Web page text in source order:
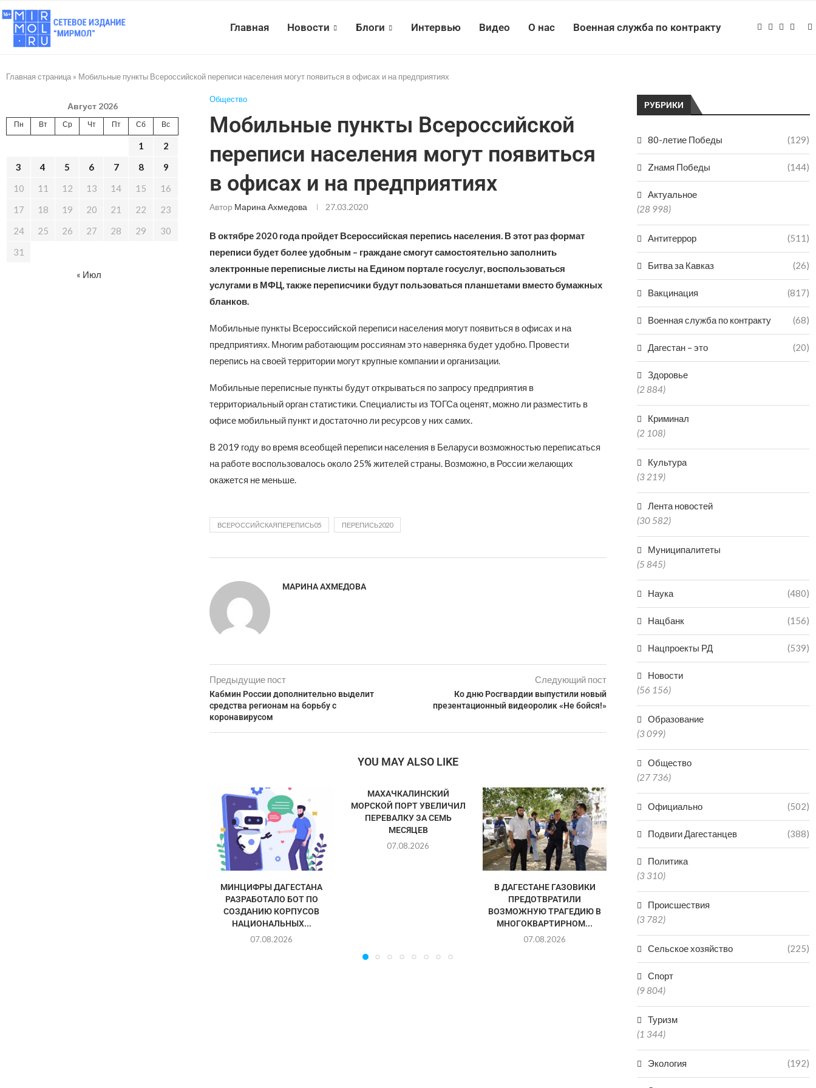
Главная Новости Блоги Интервью Видео О нас Военная служба по контракту
Главная страница » Мобильные пункты Всероссийской переписи населения могут появиться в офисах и на предприятиях
Общество
Мобильные пункты Всероссийской
переписи населения могут появиться
в офисах и на предприятиях
Автор Марина Ахмедова 27.03.2020
В октябре 2020 года пройдет Всероссийская перепись населения. В этот раз формат
переписи будет более удобным – граждане смогут самостоятельно заполнить
электронные переписные листы на Едином портале госуслуг, воспользоваться
услугами в МФЦ, также переписчики будут пользоваться планшетами вместо бумажных
бланков.
Мобильные пункты Всероссийской переписи населения могут появиться в офисах и на
предприятиях. Многим работающим россиянам это наверняка будет удобно. Провести
перепись на своей территории могут крупные компании и организации.
Мобильные переписные пункты будут открываться по запросу предприятия в
территориальный орган статистики. Специалисты из ТОГСа оценят, можно ли разместить в
офисе мобильный пункт и достаточно ли ресурсов у них самих.
В 2019 году во время всеобщей переписи населения в Беларуси возможностью переписаться
на работе воспользовалось около 25% жителей страны. Возможно, в России желающих
окажется не меньше.
ВСЕРОССИЙСКАЯПЕРЕПИСЬ05 ПЕРЕПИСЬ2020
МАРИНА АХМЕДОВА
Предыдущие пост
Кабмин России дополнительно выделит
средства регионам на борьбу с
коронавирусом
Следующий пост
Ко дню Росгвардии выпустили новый
презентационный видеоролик «Не бойся!»
YOU MAY ALSO LIKE
МИНЦИФРЫ ДАГЕСТАНА
РАЗРАБОТАЛО БОТ ПО
СОЗДАНИЮ КОРПУСОВ
НАЦИОНАЛЬНЫХ...
07.08.2026
МАХАЧКАЛИНСКИЙ
МОРСКОЙ ПОРТ УВЕЛИЧИЛ
ПЕРЕВАЛКУ ЗА СЕМЬ
МЕСЯЦЕВ
07.08.2026
В ДАГЕСТАНЕ ГАЗОВИКИ
ПРЕДОТВРАТИЛИ
ВОЗМОЖНУЮ ТРАГЕДИЮ В
МНОГОКВАРТИРНОМ...
07.08.2026
3500...
07.08.2026
РУБРИКИ
80-летие Победы (129)
Zнамя Победы (144)
Актуальное
(28 998)
Антитеррор (511)
Битва за Кавказ (26)
Вакцинация (817)
Военная служба по контракту (68)
Дагестан – это (20)
Здоровье
(2 884)
Криминал
(2 108)
Культура
(3 219)
Лента новостей
(30 582)
Муниципалитеты
(5 845)
Наука (480)
Нацбанк (156)
Нацпроекты РД (539)
Новости
(56 156)
Образование
(3 099)
Общество
(27 736)
Официально (502)
Подвиги Дагестанцев (388)
Политика
(3 310)
Происшествия
(3 782)
Сельское хозяйство (225)
Спорт
(9 804)
Туризм
(1 344)
Экология (192)
Август 2026
Пн Вт Ср Чт Пт Сб Вс
1
2
3
4 5 6 7 8
9
10
11 12 13 14 15
16
17
18 19 20 21 22
23
24
25 26 27 28 29
30
31
« Июл